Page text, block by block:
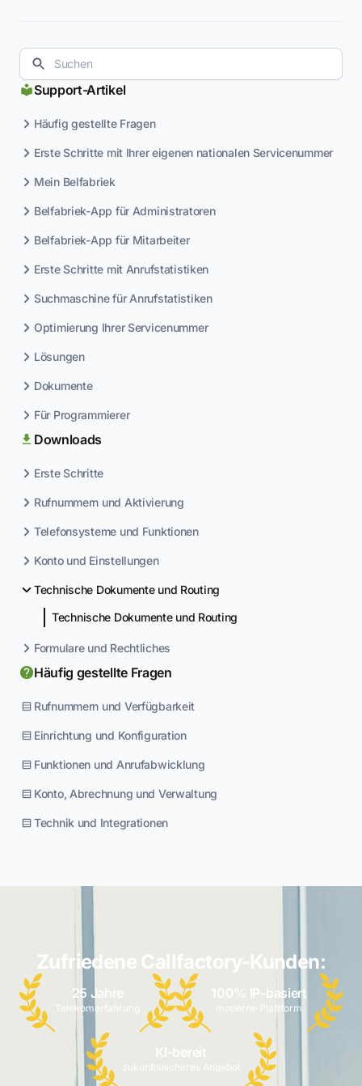
Support-Artikel
Häufig gestellte Fragen
Erste Schritte mit Ihrer eigenen nationalen Servicenummer
Mein Belfabriek
Belfabriek-App für Administratoren
Belfabriek-App für Mitarbeiter
Erste Schritte mit Anrufstatistiken
Suchmaschine für Anrufstatistiken
Optimierung Ihrer Servicenummer
Lösungen
Dokumente
Für Programmierer
Downloads
Erste Schritte
Rufnummern und Aktivierung
Telefonsysteme und Funktionen
Konto und Einstellungen
Technische Dokumente und Routing
Technische Dokumente und Routing
Formulare und Rechtliches
Häufig gestellte Fragen
Rufnummern und Verfügbarkeit
Einrichtung und Konfiguration
Funktionen und Anrufabwicklung
Konto, Abrechnung und Verwaltung
Technik und Integrationen
Zufriedene Callfactory-Kunden:
25 Jahre
Telekomerfahrung
100% IP-basiert
moderne Plattform
KI-bereit
zukunftssicheres Angebot